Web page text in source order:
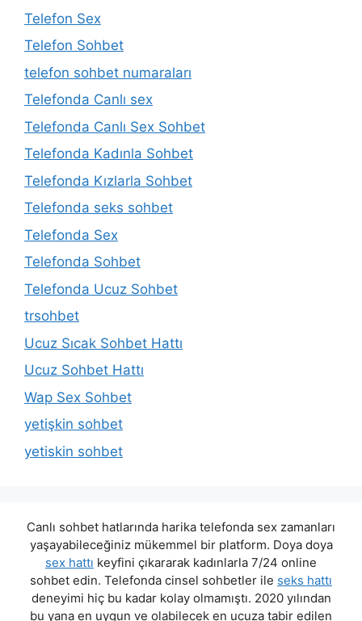
Telefon Sex
Telefon Sohbet
telefon sohbet numaraları
Telefonda Canlı sex
Telefonda Canlı Sex Sohbet
Telefonda Kadınla Sohbet
Telefonda Kızlarla Sohbet
Telefonda seks sohbet
Telefonda Sex
Telefonda Sohbet
Telefonda Ucuz Sohbet
trsohbet
Ucuz Sıcak Sohbet Hattı
Ucuz Sohbet Hattı
Wap Sex Sohbet
yetişkin sohbet
yetiskin sohbet
Canlı sohbet hatlarında harika telefonda sex zamanları
yaşayabileceğiniz mükemmel bir platform. Doya doya
sex hattı keyfini çıkararak kadınlarla 7/24 online
sohbet edin. Telefonda cinsel sohbetler ile seks hattı
deneyimi hiç bu kadar kolay olmamıştı. 2020 yılından
bu yana en uygun ve olabilecek en ucuza tabir edilen